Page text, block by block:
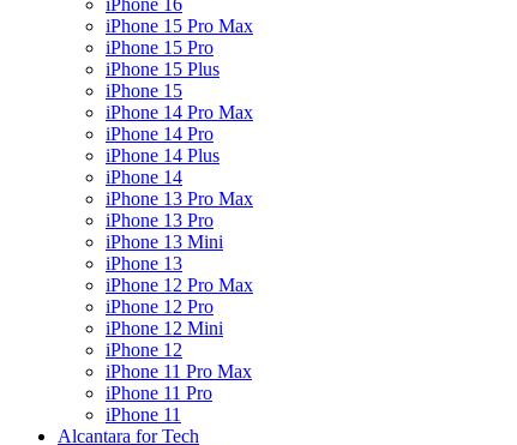
iPhone 15 Pro Max
iPhone 15 Pro
iPhone 15 Plus
iPhone 15
iPhone 14 Pro Max
iPhone 14 Pro
iPhone 14 Plus
iPhone 14
iPhone 13 Pro Max
iPhone 13 Pro
iPhone 13 Mini
iPhone 13
iPhone 12 Pro Max
iPhone 12 Pro
iPhone 12 Mini
iPhone 12
iPhone 11 Pro Max
iPhone 11 Pro
iPhone 11
Alcantara for Tech